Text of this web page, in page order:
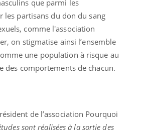
que parmi les
les partisans du don du sang
comme l'association
on stigmatise ainsi l’ensemble
une population à risque au
des comportements de chacun.
de l’association Pourquoi
sont réalisées à la sortie des